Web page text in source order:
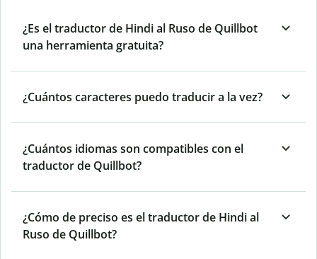
¿Es el traductor de Hindi al Ruso de Quillbot
una herramienta gratuita?
¿Cuántos caracteres puedo traducir a la vez?
¿Cuántos idiomas son compatibles con el
traductor de Quillbot?
¿Cómo de preciso es el traductor de Hindi al
Ruso de Quillbot?